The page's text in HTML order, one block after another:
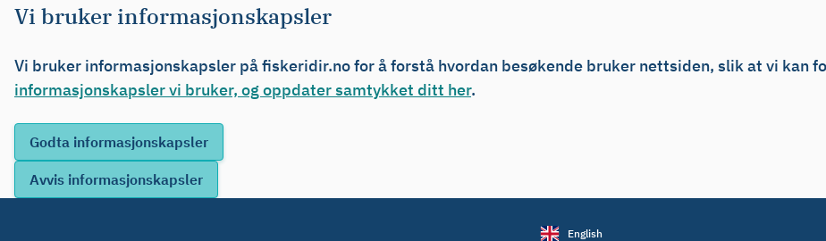
Vi bruker informasjonskapsler
Vi bruker informasjonskapsler på fiskeridir.no for å forstå hvordan besøkende bruker nettsiden, slik at vi kan
informasjonskapsler vi bruker, og oppdater samtykket ditt her.
English